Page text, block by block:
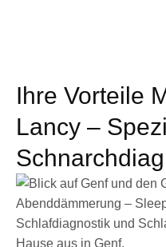
Ihre Vorteile
Lancy –